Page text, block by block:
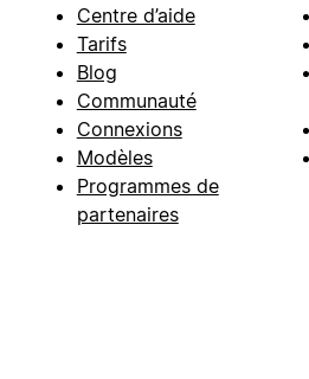
Centre d’aide
Tarifs
Blog
Communauté
Connexions
Modèles
Programmes de
partenaires